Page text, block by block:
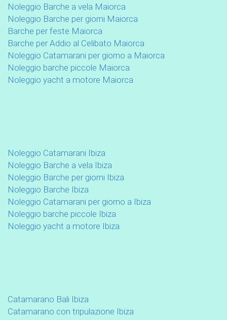
Noleggio Barche a vela Maiorca
Noleggio Barche per giorni Maiorca
Barche per feste Maiorca
Barche per Addio al Celibato Maiorca
Noleggio Catamarani per giorno a Maiorca
Noleggio barche piccole Maiorca
Noleggio yacht a motore Maiorca
Noleggio Catamarani Ibiza
Noleggio Barche a vela Ibiza
Noleggio Barche per giorni Ibiza
Noleggio Barche Ibiza
Noleggio Catamarani per giorno a Ibiza
Noleggio barche piccole Ibiza
Noleggio yacht a motore Ibiza
Catamarano Bali Ibiza
Catamarano con tripulazione Ibiza